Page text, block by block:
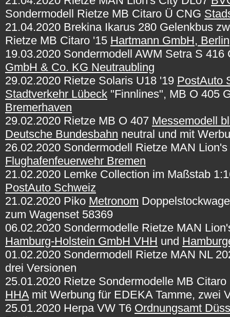
Sondermodell Rietze MB Citaro Ü CNG
21.04.2020 Brekina Ikarus 280 Gelenkbus
Rietze MB Citaro '15 Hartmann GmbH, Berlin
19.03.2020 Sondermodell AWM Setra S 416
GmbH & Co. KG Neutraubling
29.02.2020 Rietze Solaris U18 '19 PostAuto
Stadtverkehr Lübeck "Finnlines", MB O 405
Bremerhaven
29.02.2020 Rietze MB O 407 Messemodell
Deutsche Bundesbahn neutral und mit
26.02.2020 Sondermodell Rietze MAN
Flughafenfeuerwehr Bremen
21.02.2020 Lemke Collection im Maßstab
PostAuto Schweiz
21.02.2020 Piko Metronom
zum Wagenset 58369
06.02.2020 Sondermodelle Rietze MAN
Hamburg-Holstein GmbH VHH und
01.02.2020 Sondermodell Rietze MAN NL
drei Versionen
25.01.2020 Rietze Sondermodelle MB
HHAmit Werbung für EDEKA Tamme, zwei
25.01.2020 Herpa VW T6 Ordnungsamt